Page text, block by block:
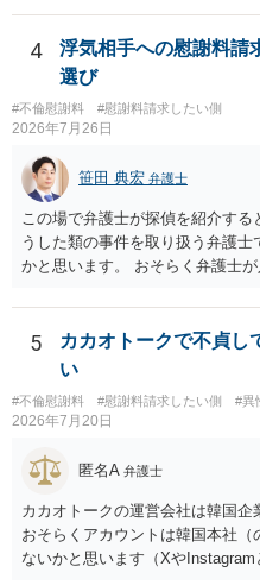
す。
るパターンはありえるものの、
明確にいえないような案件にお
はないかと推察します。
4
浮気相手への慰謝料請
選び
#不倫慰謝料 #慰謝料請求したい側
2026年7月26日
笹田 典宏 弁護士
この場で弁護士が探偵を紹介する
うした類の事件を取り扱う弁護
かと思います。 おそらく弁護士
めします。
5
カカオトークで不貞し
い
#不倫慰謝料 #慰謝料請求したい側 #異
2026年7月20日
匿名A 弁護士
カカオトークの運営会社は韓国企
おそらくアカウントは韓国本社
ないかと思います（Xや